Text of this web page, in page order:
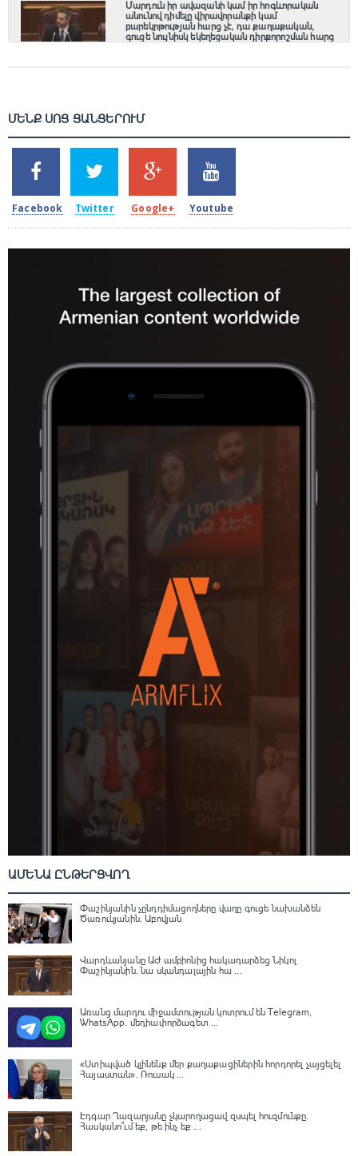
Մարդուն իր ավազանի կամ իր հոգևորական
անունով դիմելը վիրավորանքի կամ
բարեկրթության հարց չէ, դա քաղաքական,
գուցե նույնիսկ եկեղեցական դիրքորոշման հարց
ՄԵՆՔ ՍՈՑ ՑԱՆՑԵՐՈՒՄ
2k
SHARES
Facebook
1.5k
TWEETS
Twitter
203
SHARES
Google+
620
SHARES
Youtube
ԱՄԵՆԱ ԸՆԹԵՐՑՎՈՂ
Փաշինյանին չընդդիմացողները վաղը գուցե նախանձեն
Ծառուկյանին. Աբովյան
Վարդևանյանը ԱԺ ամբիոնից հակադարձեց Նիկոլ
Փաշինյանին․ նա սկանդալային հա ...
Առանց մարդու միջամտության կոտրում են Telegram,
WhatsApp․ մեդիափորձագետ ...
«Ստիպված կլինենք մեր քաղաքացիներին հորդորել չայցելել
Հայաստան»․ Ռուսակ ...
Էդգար Ղազարյանը չկարողացավ զսպել հուզմունքը.
Հասկանո՞ւմ եք, թե ինչ եք ...